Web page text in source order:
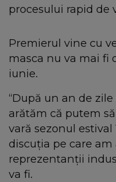
procesului rapid de
Premierul vine cu
masca nu va mai fi
iunie.
“După un an de
arătăm că putem
vară sezonul
discuția pe care am
reprezentanții
va fi.